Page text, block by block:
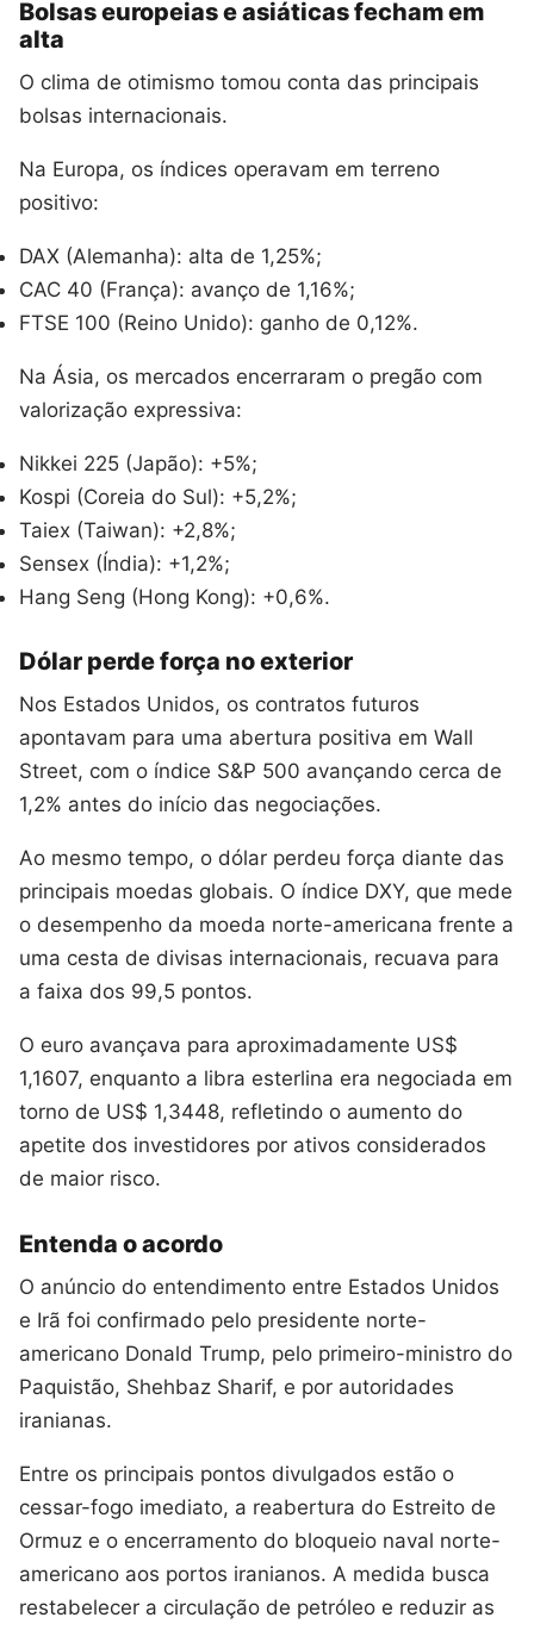
Bolsas europeias e asiáticas fecham em
alta
O clima de otimismo tomou conta das principais
bolsas internacionais.
Na Europa, os índices operavam em terreno
positivo:
DAX (Alemanha): alta de 1,25%;
CAC 40 (França): avanço de 1,16%;
FTSE 100 (Reino Unido): ganho de 0,12%.
Na Ásia, os mercados encerraram o pregão com
valorização expressiva:
Nikkei 225 (Japão): +5%;
Kospi (Coreia do Sul): +5,2%;
Taiex (Taiwan): +2,8%;
Sensex (Índia): +1,2%;
Hang Seng (Hong Kong): +0,6%.
Dólar perde força no exterior
Nos Estados Unidos, os contratos futuros
apontavam para uma abertura positiva em Wall
Street, com o índice S&P 500 avançando cerca de
1,2% antes do início das negociações.
Ao mesmo tempo, o dólar perdeu força diante das
principais moedas globais. O índice DXY, que mede
o desempenho da moeda norte-americana frente a
uma cesta de divisas internacionais, recuava para
a faixa dos 99,5 pontos.
O euro avançava para aproximadamente US$
1,1607, enquanto a libra esterlina era negociada em
torno de US$ 1,3448, refletindo o aumento do
apetite dos investidores por ativos considerados
de maior risco.
Entenda o acordo
O anúncio do entendimento entre Estados Unidos
e Irã foi confirmado pelo presidente norte-
americano Donald Trump, pelo primeiro-ministro do
Paquistão, Shehbaz Sharif, e por autoridades
iranianas.
Entre os principais pontos divulgados estão o
cessar-fogo imediato, a reabertura do Estreito de
Ormuz e o encerramento do bloqueio naval norte-
americano aos portos iranianos. A medida busca
restabelecer a circulação de petróleo e reduzir as